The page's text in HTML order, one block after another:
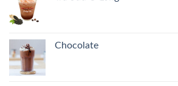
Chocolate